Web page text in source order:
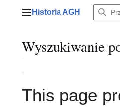
Menu główne
Historia AGH
Wyszukiwanie
This page